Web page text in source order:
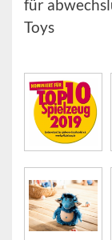
für
Toys